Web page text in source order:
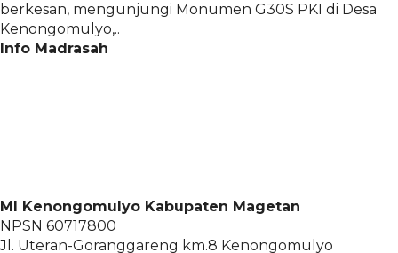
berkesan, mengunjungi Monumen G30S PKI di Desa
Kenongomulyo,..
Info Madrasah
MI Kenongomulyo Kabupaten Magetan
NPSN 60717800
Jl. Uteran-Goranggareng km.8 Kenongomulyo